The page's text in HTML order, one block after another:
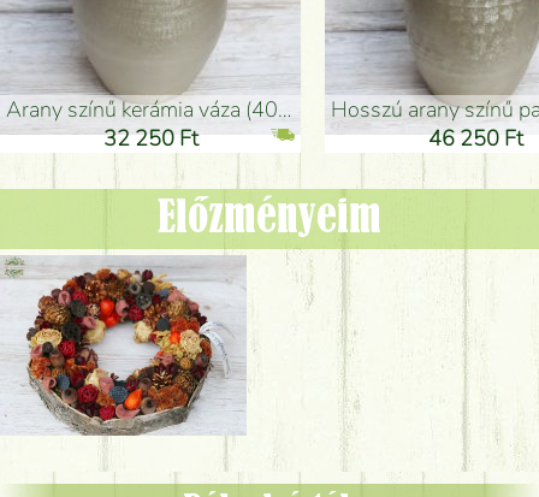
arany színű kerámia váza (40x26cm)
32 250 Ft
hosszú arany színű
46 250 Ft
Előzményeim